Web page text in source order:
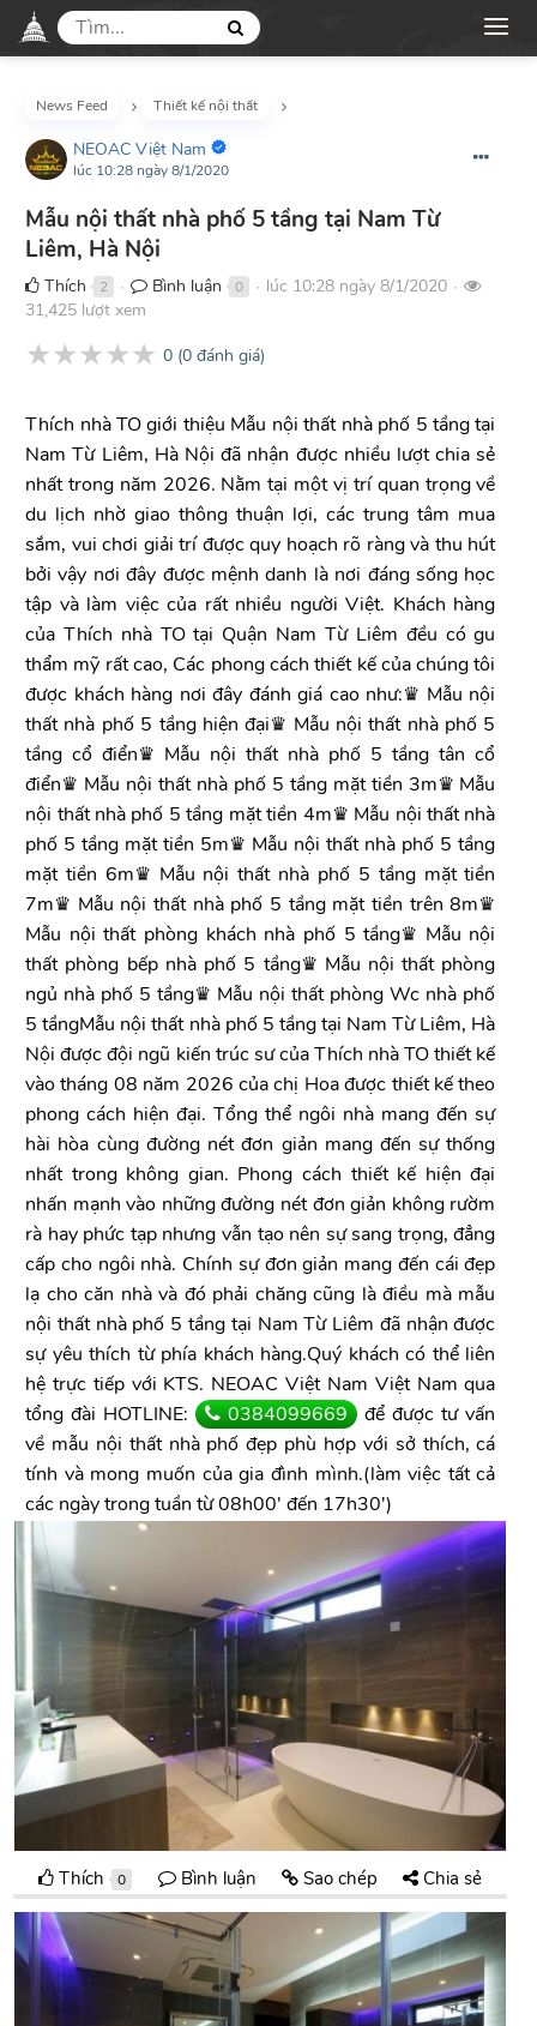
News Feed Thiết kế nội thất
NEOAC Việt Nam
lúc 10:28 ngày 8/1/2020
Mẫu nội thất nhà phố 5 tầng tại Nam Từ
Liêm, Hà Nội
Thích 2 ● Bình luận 0 ● lúc 10:28 ngày 8/1/2020 ●
31,425 lượt xem
★★★★★ 0 (0 đánh giá)
Thích nhà TO giới thiệu Mẫu nội thất nhà phố 5 tầng tại
Nam Từ Liêm, Hà Nội đã nhận được nhiều lượt chia sẻ
nhất trong năm 2026. Nằm tại một vị trí quan trọng về
du lịch nhờ giao thông thuận lợi, các trung tâm mua
sắm, vui chơi giải trí được quy hoạch rõ ràng và thu hút
bởi vậy nơi đây được mệnh danh là nơi đáng sống học
tập và làm việc của rất nhiều người Việt. Khách hàng
của Thích nhà TO tại Quận Nam Từ Liêm đều có gu
thẩm mỹ rất cao, Các phong cách thiết kế của chúng tôi
được khách hàng nơi đây đánh giá cao như:♛ Mẫu nội
thất nhà phố 5 tầng hiện đại♛ Mẫu nội thất nhà phố 5
tầng cổ điển♛ Mẫu nội thất nhà phố 5 tầng tân cổ
điển♛ Mẫu nội thất nhà phố 5 tầng mặt tiền 3m♛ Mẫu
nội thất nhà phố 5 tầng mặt tiền 4m♛ Mẫu nội thất nhà
phố 5 tầng mặt tiền 5m♛ Mẫu nội thất nhà phố 5 tầng
mặt tiền 6m♛ Mẫu nội thất nhà phố 5 tầng mặt tiền
7m♛ Mẫu nội thất nhà phố 5 tầng mặt tiền trên 8m♛
Mẫu nội thất phòng khách nhà phố 5 tầng♛ Mẫu nội
thất phòng bếp nhà phố 5 tầng♛ Mẫu nội thất phòng
ngủ nhà phố 5 tầng♛ Mẫu nội thất phòng Wc nhà phố
5 tầngMẫu nội thất nhà phố 5 tầng tại Nam Từ Liêm, Hà
Nội được đội ngũ kiến trúc sư của Thích nhà TO thiết kế
vào tháng 08 năm 2026 của chị Hoa được thiết kế theo
phong cách hiện đại. Tổng thể ngôi nhà mang đến sự
hài hòa cùng đường nét đơn giản mang đến sự thống
nhất trong không gian. Phong cách thiết kế hiện đại
nhấn mạnh vào những đường nét đơn giản không rườm
rà hay phức tạp nhưng vẫn tạo nên sự sang trọng, đẳng
cấp cho ngôi nhà. Chính sự đơn giản mang đến cái đẹp
lạ cho căn nhà và đó phải chăng cũng là điều mà mẫu
nội thất nhà phố 5 tầng tại Nam Từ Liêm đã nhận được
sự yêu thích từ phía khách hàng.Quý khách có thể liên
hệ trực tiếp với KTS. NEOAC Việt Nam Việt Nam qua
tổng đài HOTLINE:
0384099669
để được tư vấn
về mẫu nội thất nhà phố đẹp phù hợp với sở thích, cá
tính và mong muốn của gia đình mình.(làm việc tất cả
các ngày trong tuần từ 08h00' đến 17h30')
Thích 0 Bình luận Sao chép Chia sẻ